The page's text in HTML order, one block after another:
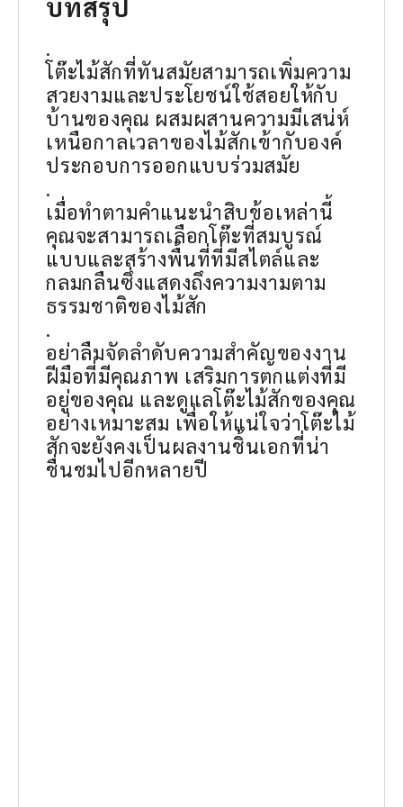
.
โต๊ะไม้สักที่ทันสมัยสามารถเพิ่มความ
สวยงามและประโยชน์ใช้สอยให้กับ
บ้านของคุณ ผสมผสานความมีเสน่ห์
เหนือกาลเวลาของไม้สักเข้ากับองค์
ประกอบการออกแบบร่วมสมัย
.
เมื่อทำตามคำแนะนำสิบข้อเหล่านี้
คุณจะสามารถเลือกโต๊ะที่สมบูรณ์
แบบและสร้างพื้นที่ที่มีสไตล์และ
กลมกลืนซึ่งแสดงถึงความงามตาม
ธรรมชาติของไม้สัก
.
อย่าลืมจัดลำดับความสำคัญของงาน
ฝีมือที่มีคุณภาพ เสริมการตกแต่งที่มี
อยู่ของคุณ และดูแลโต๊ะไม้สักของคุณ
อย่างเหมาะสม เพื่อให้แน่ใจว่าโต๊ะไม้
สักจะยังคงเป็นผลงานชิ้นเอกที่น่า
ชื่นชมไปอีกหลายปี